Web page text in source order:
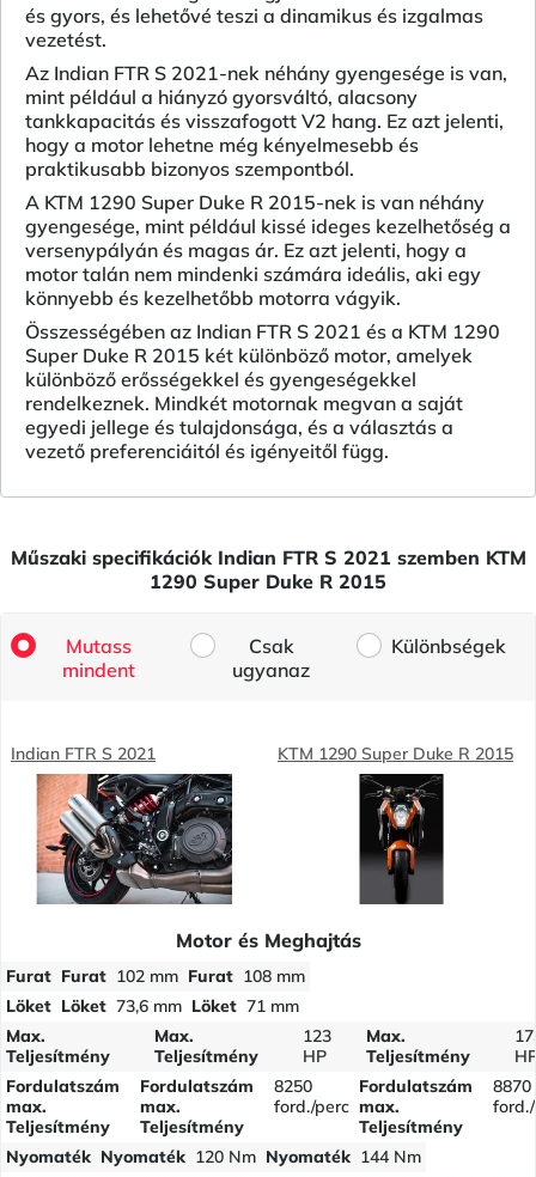
és gyors, és lehetővé teszi a dinamikus és izgalmas
vezetést.
Az Indian FTR S 2021-nek néhány gyengesége is van,
mint például a hiányzó gyorsváltó, alacsony
tankkapacitás és visszafogott V2 hang. Ez azt jelenti,
hogy a motor lehetne még kényelmesebb és
praktikusabb bizonyos szempontból.
A KTM 1290 Super Duke R 2015-nek is van néhány
gyengesége, mint például kissé ideges kezelhetőség a
versenypályán és magas ár. Ez azt jelenti, hogy a
motor talán nem mindenki számára ideális, aki egy
könnyebb és kezelhetőbb motorra vágyik.
Összességében az Indian FTR S 2021 és a KTM 1290
Super Duke R 2015 két különböző motor, amelyek
különböző erősségekkel és gyengeségekkel
rendelkeznek. Mindkét motornak megvan a saját
egyedi jellege és tulajdonsága, és a választás a
vezető preferenciáitól és igényeitől függ.
Műszaki specifikációk Indian FTR S 2021 szemben KTM
1290 Super Duke R 2015
Mutass
mindent
Csak
ugyanaz
Különbségek
Indian FTR S 2021 KTM 1290 Super Duke R 2015
Motor és Meghajtás
Furat Furat 102 mm Furat 108 mm
Löket Löket 73,6 mm Löket 71 mm
Max.
Teljesítmény
Max.
Teljesítmény
123
HP
Max.
Teljesítmény
Fordulatszám
max.
Teljesítmény
Fordulatszám
max.
Teljesítmény
8250
ford./perc
Fordulatszám
max.
Teljesítmény
8870
Nyomaték Nyomaték 120 Nm Nyomaték 144 Nm